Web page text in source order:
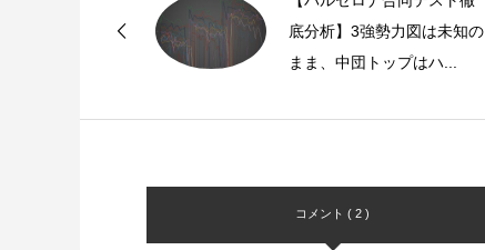
底分析】3強勢力図は未知の
まま、中団トップはハ...
コメント ( 2 )